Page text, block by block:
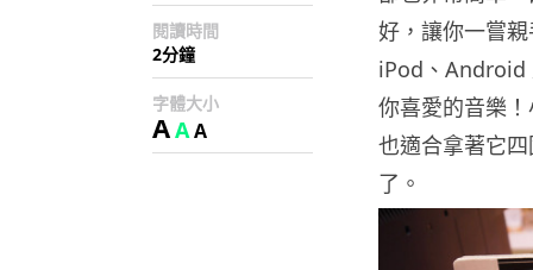
閱讀時間
2分鐘
字體大小
AAA
好，讓你一嘗
iPod、Android
你喜愛的音樂
也適合拿著它
了。